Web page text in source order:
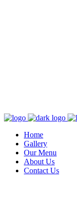
Home
Gallery
Our Menu
About Us
Contact Us